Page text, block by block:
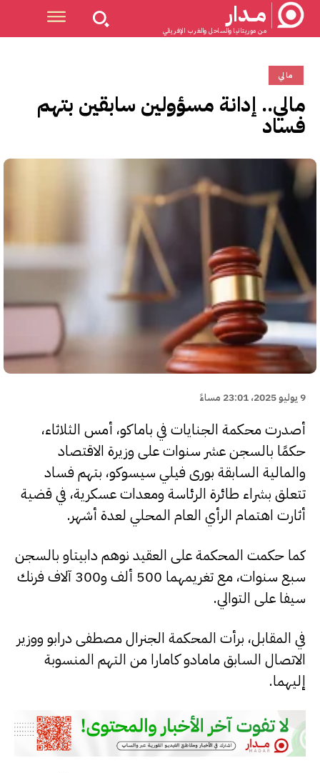
مــدار
من موريتانيا والساحل والغرب الإفريقي
مالي
مالي.. إدانة مسؤولين سابقين بتهم
فساد
9 يوليو 2025، 23:01 مساءً
أصدرت محكمة الجنايات في باماكو، أمس الثلاثاء،
حكمًا بالسجن عشر سنوات على وزيرة الاقتصاد
والمالية السابقة بورى فيلي سيسوكو، بتهم فساد
تتعلق بشراء طائرة الرئاسة ومعدات عسكرية، في قضية
أثارت اهتمام الرأي العام المحلي لعدة أشهر.
كما حكمت المحكمة على العقيد نوهم دابيتاو بالسجن
سبع سنوات، مع تغريمهما 500 ألف و300 آلاف فرنك
سيفا على التوالي.
في المقابل، برأت المحكمة الجنرال مصطفى درابو ووزير
الاتصال السابق مامادو كامارا من التهم المنسوبة
إليهما.